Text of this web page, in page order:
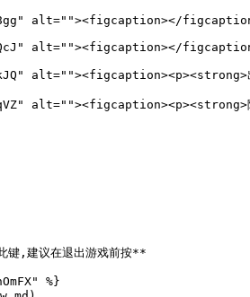
alt=""><figcaption></
alt=""><figcaption></
alt=""><figcaption><p><strong>
键,建议在退出游戏前按**
%}